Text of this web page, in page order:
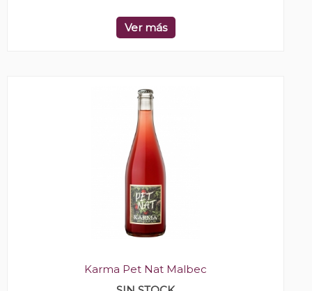
Ver más
Karma Pet Nat Malbec